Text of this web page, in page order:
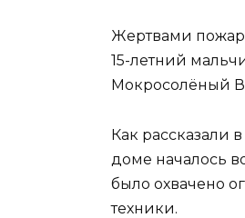
Жертвами
15-летний
Мокросолёный
Как рассказали
доме началось
было охвачено
техники.